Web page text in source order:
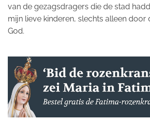
van de gezagsdragers die de stad
mijn lieve kinderen, slechts alleen door
God.